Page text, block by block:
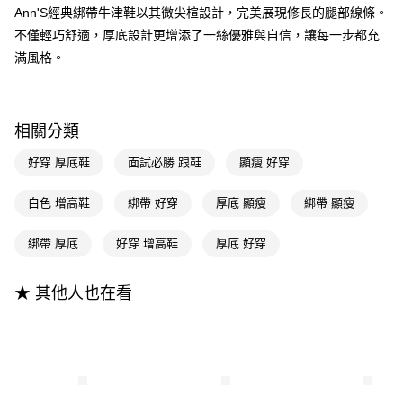
成交易。
4.訂單成立30分鐘內，如未前往確認交易或遇審核未通過，訂單將自動取
消。如遇「轉專審核」未通過狀況，表示未達大哥付你分期系統評分，恕無
醒簡訊。
2.透過簡訊連結打開帳單後，可選擇「超商條碼／台灣大直營門市／銀行轉
帳／街口支付／iPASS MONEY」等通路繳費。
1.本服務係由「台灣大哥大股份有限公司」（以下簡稱本公司）所提供，讓
買賣價金債權讓與本公司後，依約使用本公司帳單繳交帳款。
2.基於同意付款使用「大哥付你分期」之契約關係目的，商店將以您的個人
由本公司與您本人進行分期帳單所需資料之確認、核對及更正。
3.完整用戶服務條款，請詳閱以下連結：
AFTEE先享後付是「在收到商品之後才付款」的支付方式。 讓您購物簡單
便利好安心！
１．簡單：不需註冊會員、不需綁卡、不需儲值。
２．便利：只要手機號碼，簡訊認證，即可結帳。
１．於結帳方式選擇「AFTEE先享後付」後，將跳轉至「AFTEE先享後付」
２．訂單成立數日內，您將收到繳費通知簡訊。
ATM／網路銀行／等多元方式進行付款，方視為交易完成。
※ 請注意：結帳手續完成當下不需立刻繳費，但若您需要取消訂單，請聯絡
後付繳納相關費用。
客戶支援中心」https://netprotections.freshdesk.com/support/home
ATM付款
運送方式
每筆NT$100，滿NT$999(含以上)免運費
萊爾富付款取貨
每筆NT$100，滿NT$999(含以上)免運費
Ann'S經典綁帶牛津鞋以其微尖楦設計，完美展現修長的腿部線條。
不僅輕巧舒適，厚底設計更增添了一絲優雅與自信，讓每一步都充
滿風格。
相關分類
好穿 厚底鞋 面試必勝 跟鞋 顯瘦 好穿
白色 增高鞋 綁帶 好穿 厚底 顯瘦 綁帶 顯瘦
綁帶 厚底 好穿 增高鞋 厚底 好穿
★ 其他人也在看